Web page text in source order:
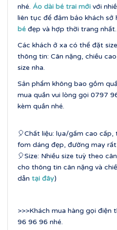
nhé. Áo dài bé trai mới với
liên tục để đảm bảo khách sở
bé đẹp và hợp thời trang nhất.
Các khách ở xa có thể đặt
thông tin: Cân nặng, chiều
size nha.
Sản phẩm không bao gồm
mua quần vui lòng gọi 0797
kèm quần nhé.
🎈Chất liệu: lụa/gấm cao
fom dáng đẹp, đường may
🎈Size: Nhiều size tuỳ theo
cho thông tin cân nặng và
dẫn tại đây)
>>>Khách mua hàng gọi
96 96 96 nhé.